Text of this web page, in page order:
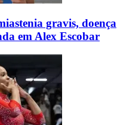
gravis, doença
em Alex Escobar